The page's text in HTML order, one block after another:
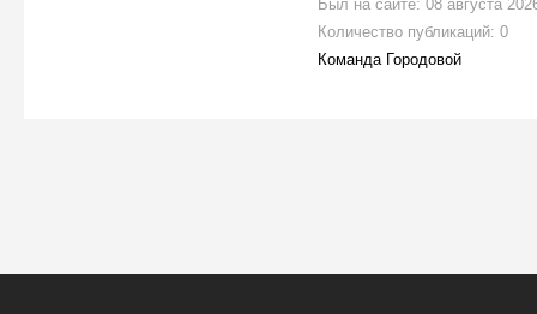
Был на сайте: 08 августа
Количество публикаций: 0
Команда Городовой